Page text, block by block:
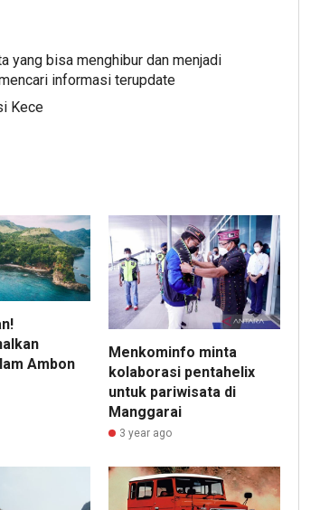
yang bisa menghibur dan menjadi
informasi terupdate
Kece
Ambon
Menkominfo minta
kolaborasi pentahelix
untuk pariwisata di
Manggarai
3 year ago